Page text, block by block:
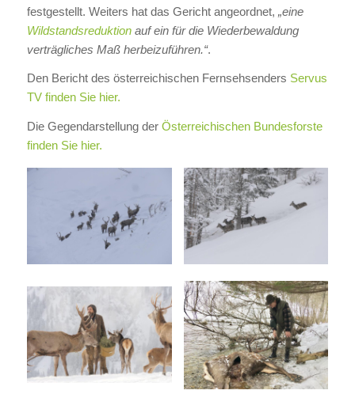
festgestellt. Weiters hat das Gericht angeordnet, „eine
Wildstandsreduktionauf ein für die Wiederbewaldung
verträgliches Maß herbeizuführen.“.
Den Bericht des österreichischen Fernsehsenders Servus
TV finden Sie hier.
Die Gegendarstellung der Österreichischen Bundesforste
finden Sie hier.